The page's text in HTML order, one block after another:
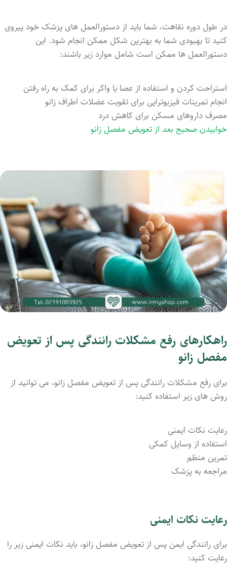
در طول دوره نقاهت، شما باید از دستورالعمل‌ های پزشک خود پیروی
کنید تا بهبودی شما به بهترین شکل ممکن انجام شود. این
دستورالعمل‌ ها ممکن است شامل موارد زیر باشند:
استراحت کردن و استفاده از عصا یا واکر برای کمک به راه رفتن
انجام تمرینات فیزیوتراپی برای تقویت عضلات اطراف زانو
مصرف داروهای مسکن برای کاهش درد
خوابیدن صحیح بعد از تعویض مفصل زانو
راهکارهای رفع مشکلات رانندگی پس از تعویض
مفصل زانو
برای رفع مشکلات رانندگی پس از تعویض مفصل زانو، می ‌توانید از
روش ‌های زیر استفاده کنید:
رعایت نکات ایمنی
استفاده از وسایل کمکی
تمرین منظم
مراجعه به پزشک
رعایت نکات ایمنی
برای رانندگی ایمن پس از تعویض مفصل زانو، باید نکات ایمنی زیر را
رعایت کنید: